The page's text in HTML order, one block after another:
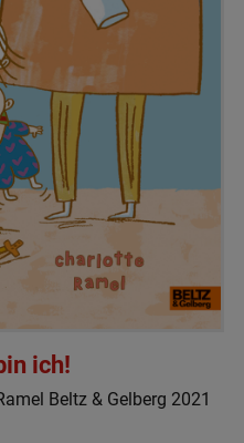
ich!
Beltz & Gelberg 2021